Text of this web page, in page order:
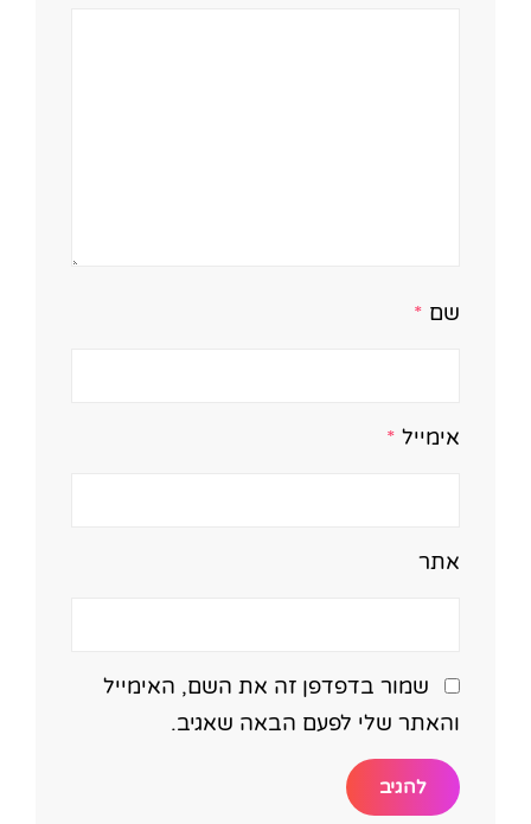
שם *
אימייל *
אתר
שמור בדפדפן זה את השם, האימייל
והאתר שלי לפעם הבאה שאגיב.